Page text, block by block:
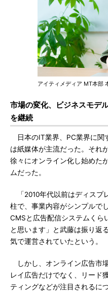
アイティメディア MT本部
市場の変化、ビジネスモデ
を継続
日本のIT業界、PC業界に関
は紙媒体が主流だった。それ
徐々にオンライン化し始めた
ムだった。
「2010年代以前はディスプ
柱で、事業内容がシンプルで
CMSと広告配信システムくら
と思います」と武藤は振り返
気で運営されていたという。
しかし、オンライン広告市
レイ広告だけでなく、リード
ティングなどが注目されるに